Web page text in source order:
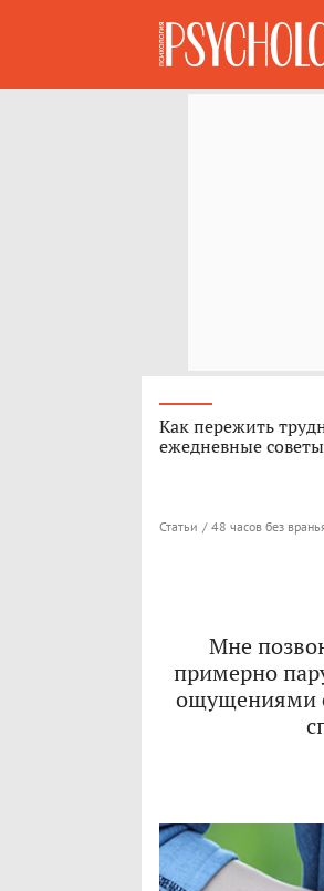
Как пережить
ежедневные
Статьи / 48 часов без
Мне
примерно
ощущениями